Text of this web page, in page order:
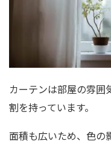
カーテンは部屋の雰囲
割を持っています。
面積も広いため、色の